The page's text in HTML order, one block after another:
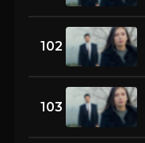
102
103